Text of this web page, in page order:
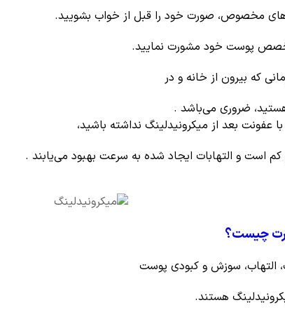
مخصوص، صورت خود را قبل از خواب بشویید.
پوست خود مشورت نمایید.
ضروری می‌باشد .
عفونت بعد از میکرونیدلینگ نداشته باشید،
کم است و التهابات ایجاد شده به سرعت بهبود می‌یابند .
چیست؟
التهاب، سوزش و کبودی پوست
هستند.